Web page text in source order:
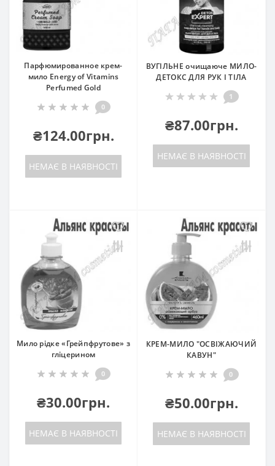
Парфюмированное крем-
мило Energy of Vitamins
Perfumed Gold
0
₴124.00грн.
НЕМАЄ В НАЯВНОСТІ
ВУГІЛЬНЕ очищаюче МИЛО-
ДЕТОКС ДЛЯ РУК І ТІЛА
1
₴87.00грн.
НЕМАЄ В НАЯВНОСТІ
Мило рідке «Грейпфрутове» з
гліцерином
0
₴30.00грн.
НЕМАЄ В НАЯВНОСТІ
КРЕМ-МИЛО "ОСВІЖАЮЧИЙ
КАВУН"
0
₴50.00грн.
НЕМАЄ В НАЯВНОСТІ